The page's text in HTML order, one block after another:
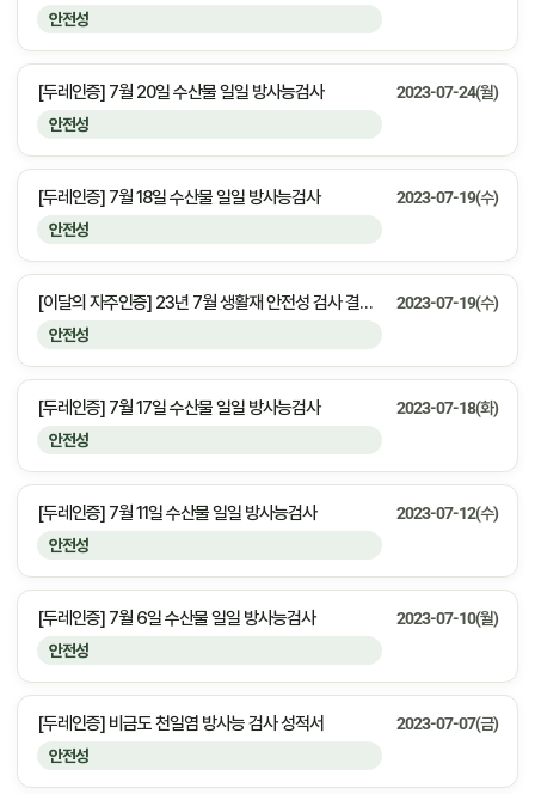
안전성
안전성
[두레인증] 7월 20일 수산물 일일 방사능검사 2023-07-24(월)
안전성
[두레인증] 7월 18일 수산물 일일 방사능검사 2023-07-19(수)
안전성
[이달의 자주인증] 23년 7월 생활재 안전성 검사 결과 안내 2023-07-19(수)
안전성
[두레인증] 7월 17일 수산물 일일 방사능검사 2023-07-18(화)
안전성
[두레인증] 7월 11일 수산물 일일 방사능검사 2023-07-12(수)
안전성
[두레인증] 7월 6일 수산물 일일 방사능검사 2023-07-10(월)
안전성
[두레인증] 비금도 천일염 방사능 검사 성적서 2023-07-07(금)